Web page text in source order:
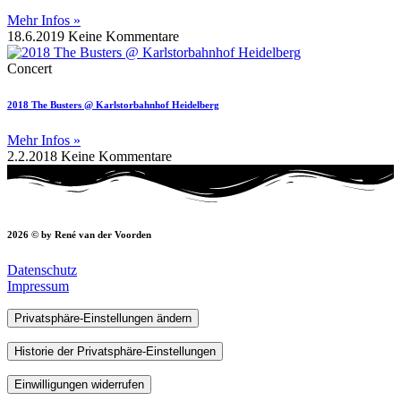
Mehr Infos »
18.6.2019 Keine Kommentare
Concert
2018 The Busters @ Karlstorbahnhof Heidelberg
Mehr Infos »
2.2.2018 Keine Kommentare
2026 © by René van der Voorden
Datenschutz
Impressum
Privatsphäre-Einstellungen ändern
Historie der Privatsphäre-Einstellungen
Einwilligungen widerrufen